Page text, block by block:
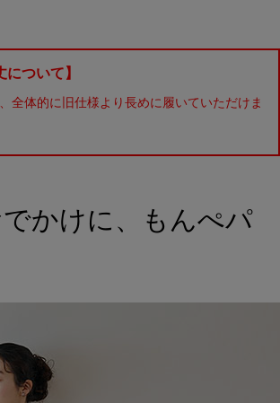
について】
全体的に旧仕様より長めに履いていただけま
かけに、もんぺパ